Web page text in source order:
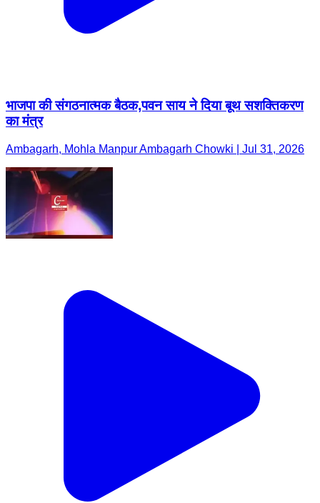
भाजपा की संगठनात्मक बैठक,पवन साय ने दिया बूथ सशक्तिकरण
का मंत्र
Ambagarh, Mohla Manpur Ambagarh Chowki | Jul 31, 2026